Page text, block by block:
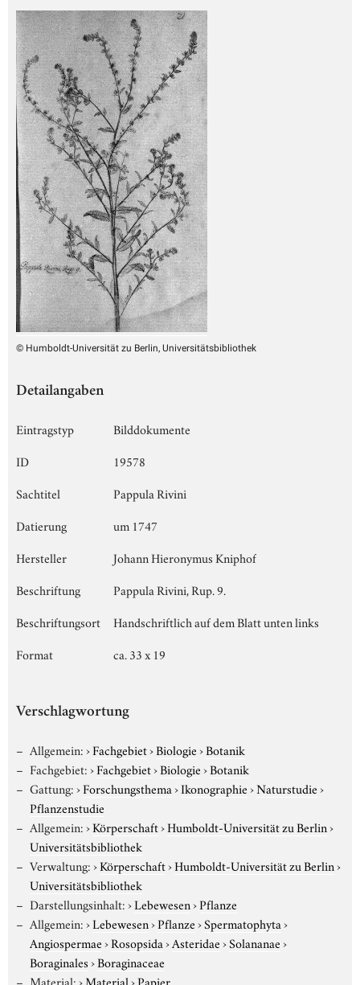
© Humboldt-Universität zu Berlin, Universitätsbibliothek
Detailangaben
Eintragstyp
Bilddokumente
ID
19578
Sachtitel
Pappula Rivini
Datierung
um 1747
Hersteller
Johann Hieronymus Kniphof
Beschriftung
Pappula Rivini, Rup. 9.
Beschriftungsort
Handschriftlich auf dem Blatt unten links
Format
ca. 33 x 19
Verschlagwortung
Allgemein:›Fachgebiet›Biologie›Botanik
Fachgebiet:›Fachgebiet›Biologie›Botanik
Gattung:›Forschungsthema›Ikonographie›Naturstudie›
Pflanzenstudie
Allgemein:›Körperschaft›Humboldt-Universität zu Berlin›
Universitätsbibliothek
Verwaltung:›Körperschaft›Humboldt-Universität zu Berlin›
Universitätsbibliothek
Darstellungsinhalt:›Lebewesen›Pflanze
Allgemein:›Lebewesen›Pflanze›Spermatophyta›
Angiospermae›Rosopsida›Asteridae›Solananae›
Boraginales›Boraginaceae
Material:›Material›Papier